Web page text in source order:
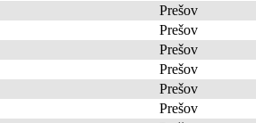
Prešov
Prešov
Prešov
Prešov
Prešov
Prešov